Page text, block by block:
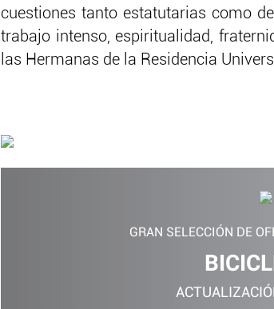
cuestiones tanto estatutarias como
trabajo intenso, espiritualidad,
las Hermanas de la Residencia
GRAN SELECCIÓN DE